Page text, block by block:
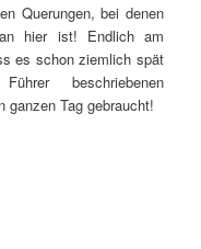
Querungen, bei denen
hier ist! Endlich am
es schon ziemlich spät
beschriebenen
ganzen Tag gebraucht!